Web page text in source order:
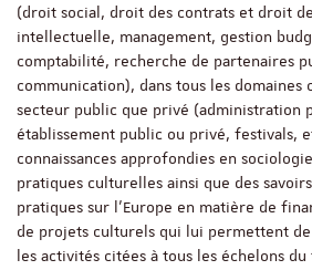
(droit social, droit des contrats et droit
intellectuelle, management, gestion
comptabilité, recherche de partenaires
communication), dans tous les domaines
secteur public que privé (administration
établissement public ou privé, festivals,
connaissances approfondies en
pratiques culturelles ainsi que des
pratiques sur l’Europe en matière de
de projets culturels qui lui permettent
les activités citées à tous les échelons